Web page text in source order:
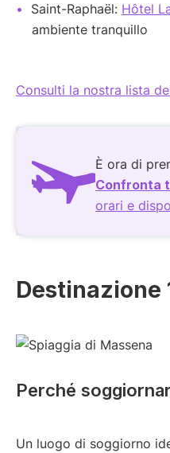
Saint-Raphaël: Hôtel
ambiente tranquillo
Consulti la nostra lista
È ora di
Confronta
orari e
Destinazione
Perché
Un luogo di soggiorno